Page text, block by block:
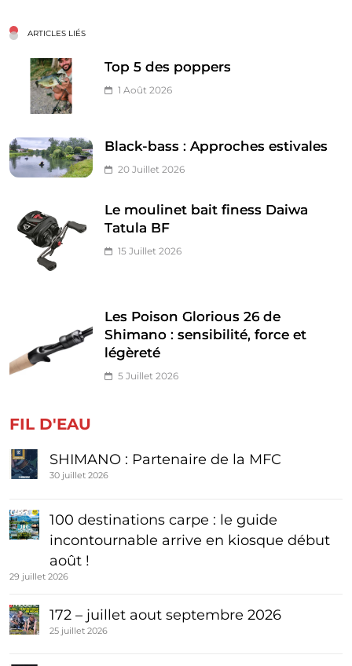
ARTICLES LIÉS
Top 5 des poppers
1 Août 2026
Black-bass : Approches estivales
20 Juillet 2026
Le moulinet bait finess Daiwa
Tatula BF
15 Juillet 2026
Les Poison Glorious 26 de
Shimano : sensibilité, force et
légèreté
5 Juillet 2026
FIL D'EAU
SHIMANO : Partenaire de la MFC
30 juillet 2026
100 destinations carpe : le guide
incontournable arrive en kiosque début
août !
29 juillet 2026
172 – juillet aout septembre 2026
25 juillet 2026